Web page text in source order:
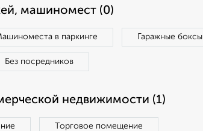
машиномест (0)
в паркинге Гаражные боксы
Без посредников
недвижимости (1)
Торговое помещение